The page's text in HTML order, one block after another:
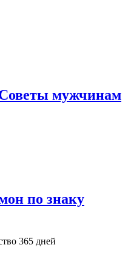
мужчинам
по знаку
365 дней